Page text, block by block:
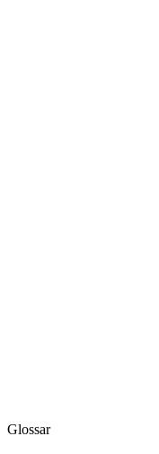
Glossar